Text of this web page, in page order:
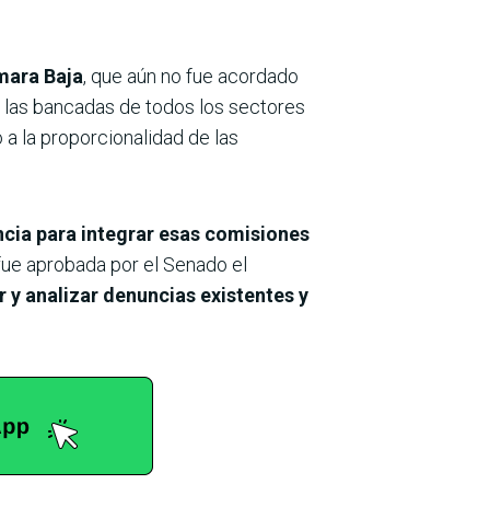
Baja, que aún no fue acordado
bancadas de todos los sectores
la proporcionalidad de las
para integrar esas comisiones
aprobada por el Senado el
analizar denuncias existentes y